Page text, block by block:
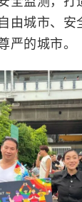
由城市、安
严的城市。